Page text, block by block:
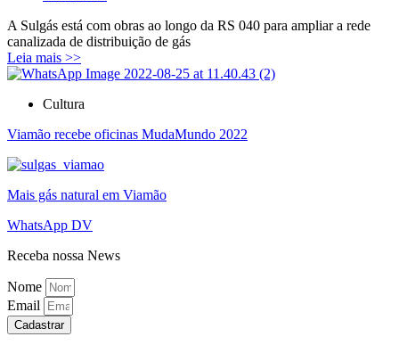
A Sulgás está com obras ao longo da RS 040 para ampliar a rede
canalizada de distribuição de gás
Leia mais >>
Cultura
Viamão recebe oficinas MudaMundo 2022
Mais gás natural em Viamão
WhatsApp DV
Receba nossa News
Nome
Email
Cadastrar